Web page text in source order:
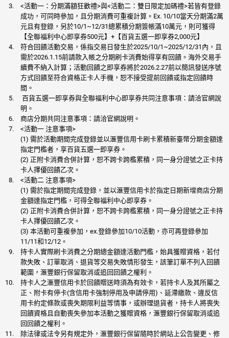
<活動一：分期滿額狂歡禮>與<活動二：雙日限定加碼禮>若皆有登錄
成功，可同時參加，且分期消費可重複計算。Ex. 10/10當天分期滿2萬
元且有登錄，另於10/1~12/31總累積分期簽帳滿10萬元，則可獲得
【全聯福利中心即享券500元】+【百貨五選一即享券2,000元】
符合回饋活動交易，係指交易日發生於2025/10/1~2025/12/31內，且
需於2026.1.15前請款入帳之分期刷卡消費始得享有回饋。海外交易手
續費不納入計算；活動回饋之即享券將於2026.2.27前以簡訊發送序號
方式回饋至符合資格正卡人手機，恕不接受提前回饋或指定回饋時
間。
百貨五選一即享券與全聯福利中心即享券共同注意事項：請洽官網說
明。
商店分期共同注意事項：請洽官網說明。
<活動一 注意事項>
(1) 需於活動期間完成登錄並以滙豐信用卡刷卡累積新臺幣分期金額達
指定門檻者，享百貨五選一即享券。
(2) 正附卡消費合併計算，恕不跨卡跨檻累積，同一身分證號之正卡持
卡人擇優回饋乙次。
<活動二 注意事項>
(1) 需於指定期間完成登錄，並以滙豐信用卡於指定日期新增商店分期
金額達指定門檻，可得全聯福利中心即享券。
(2) 正附卡消費合併計算，恕不跨卡跨檻累積，同一身分證號之正卡持
卡人擇優回饋乙次。
(3) 本活動可重複參加，ex.登錄參加10/10活動，亦可再登錄參加
11/11和12/12。
持卡人實際刷卡消費之分期總金額達活動門檻，始具獲贈資格，若付
款失敗、訂單取消、退貨等交易失敗情形發生，該筆訂單不列入回饋
範圍，滙豐銀行保留取消或追回回饋之權利。
持卡人之滙豐信用卡於回饋贈送時須為有效卡，若持卡人及其所屬之
正、附卡有停卡(含信用卡強制停用及申請停用)、延滯繳款、違反信
用卡約定條款或喪失期限利益等情事，或辦理退貨者，持卡人將喪失
回饋資格且自動喪失參加本活動之獲贈資格，滙豐銀行保留取消或追
回回饋之權利。
除法律或法令另有規定外，滙豐銀行保留隨時於網站上公告變更、修